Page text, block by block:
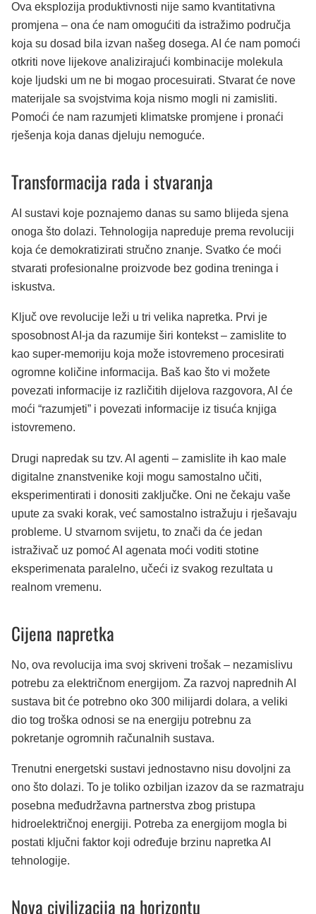
Ova eksplozija produktivnosti nije samo kvantitativna
promjena – ona će nam omogućiti da istražimo područja
koja su dosad bila izvan našeg dosega. AI će nam pomoći
otkriti nove lijekove analizirajući kombinacije molekula
koje ljudski um ne bi mogao procesuirati. Stvarat će nove
materijale sa svojstvima koja nismo mogli ni zamisliti.
Pomoći će nam razumjeti klimatske promjene i pronaći
rješenja koja danas djeluju nemoguće.
Transformacija rada i stvaranja
AI sustavi koje poznajemo danas su samo blijeda sjena
onoga što dolazi. Tehnologija napreduje prema revoluciji
koja će demokratizirati stručno znanje. Svatko će moći
stvarati profesionalne proizvode bez godina treninga i
iskustva.
Ključ ove revolucije leži u tri velika napretka. Prvi je
sposobnost AI-ja da razumije širi kontekst – zamislite to
kao super-memoriju koja može istovremeno procesirati
ogromne količine informacija. Baš kao što vi možete
povezati informacije iz različitih dijelova razgovora, AI će
moći “razumjeti” i povezati informacije iz tisuća knjiga
istovremeno.
Drugi napredak su tzv. AI agenti – zamislite ih kao male
digitalne znanstvenike koji mogu samostalno učiti,
eksperimentirati i donositi zaključke. Oni ne čekaju vaše
upute za svaki korak, već samostalno istražuju i rješavaju
probleme. U stvarnom svijetu, to znači da će jedan
istraživač uz pomoć AI agenata moći voditi stotine
eksperimenata paralelno, učeći iz svakog rezultata u
realnom vremenu.
Cijena napretka
No, ova revolucija ima svoj skriveni trošak – nezamislivu
potrebu za električnom energijom. Za razvoj naprednih AI
sustava bit će potrebno oko 300 milijardi dolara, a veliki
dio tog troška odnosi se na energiju potrebnu za
pokretanje ogromnih računalnih sustava.
Trenutni energetski sustavi jednostavno nisu dovoljni za
ono što dolazi. To je toliko ozbiljan izazov da se razmatraju
posebna međudržavna partnerstva zbog pristupa
hidroelektričnoj energiji. Potreba za energijom mogla bi
postati ključni faktor koji određuje brzinu napretka AI
tehnologije.
Nova civilizacija na horizontu